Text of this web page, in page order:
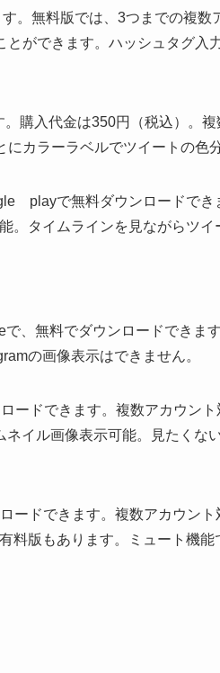
。無料版では、3つまでの複数
ができます。ハッシュタグ入
購入代金は350円（税込）。複
カラーラベルでツイートの色
playで無料ダウンロードでき
。タイムラインを見ながらツ
無料でダウンロードできます
の画像表示はできません。
ドできます。複数アカウント
イル画像表示可能。見たくな
ドできます。複数アカウント
料版もあります。ミュート機